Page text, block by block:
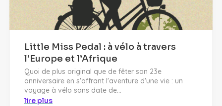
Little Miss Pedal : à vélo à travers
l’Europe et l’Afrique
Quoi de plus original que de fêter son 23e
anniversaire en s'offrant l'aventure d'une vie : un
voyage à vélo sans date de...
lire plus